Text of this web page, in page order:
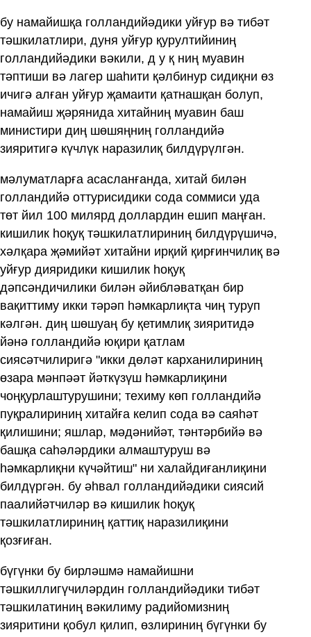
бу намайишқа голландийәдики уйғур вә тибәт
тәшкилатлири, дуня уйғур қурултийиниң
голландийәдики вәкили, д у қ ниң муавин
тәптиши вә лагер шаһити қәлбинур сидиқни өз
ичигә алған уйғур җамаити қатнашқан болуп,
намайиш җәрянида хитайниң муавин баш
министири диң шөшяңниң голландийә
зияритигә күчлүк наразилиқ билдүрүлгән.
мәлуматларға асасланғанда, хитай билән
голландийә оттурисидики сода соммиси уда
төт йил 100 милярд доллардин ешип маңған.
кишилик һоқуқ тәшкилатлириниң билдүрүшичә,
хәлқара җәмийәт хитайни ирқий қирғинчилиқ вә
уйғур дияридики кишилик һоқуқ
дәпсәндичилики билән әйибләватқан бир
вақиттиму икки тәрәп һәмкарлиқта чиң туруп
кәлгән. диң шөшуаң бу қетимлиқ зияритидә
йәнә голландийә юқири қатлам
сиясәтчилиригә "икки дөләт карханилириниң
өзара мәнпәәт йәткүзүш һәмкарлиқини
чоңқурлаштурушини; техиму көп голландийә
пуқралириниң хитайға келип сода вә саяһәт
қилишини; яшлар, мәдәнийәт, тәнтәрбийә вә
башқа саһәләрдики алмаштуруш вә
һәмкарлиқни күчәйтиш" ни халайдиғанлиқини
билдүргән. бу әһвал голландийәдики сиясий
паалийәтчиләр вә кишилик һоқуқ
тәшкилатлириниң қаттиқ наразилиқини
қозғиған.
бүгүнки бу бирләшмә намайишни
тәшкиллигүчиләрдин голландийәдики тибәт
тәшкилатиниң вәкилиму радийомизниң
зияритини қобул қилип, өзлириниң бүгүнки бу